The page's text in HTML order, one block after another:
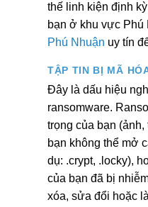
thế linh kiện định
bạn ở khu vực Phú
Phú Nhuận uy tín
TẬP TIN BỊ MÃ
Đây là dấu hiệu
ransomware.
trọng của bạn
bạn không thể mở
dụ: .crypt, .locky),
của bạn đã bị
xóa, sửa đổi hoặc